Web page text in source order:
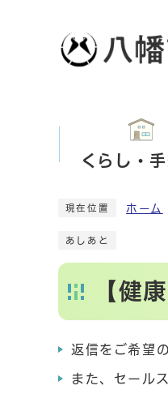
くらし・
現在位置 ホーム
あしあと
【健
返信をご希望
また、セール